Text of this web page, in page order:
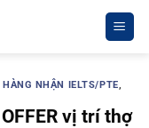
HÀNG NHẬN IELTS/PTE,
vị trí thợ